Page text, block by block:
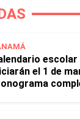
escolar
el 1 de